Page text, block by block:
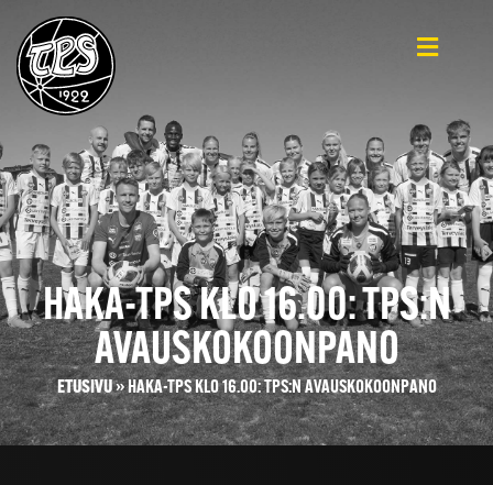
HAKA-TPS KLO 16.00: TPS:N
AVAUSKOKOONPANO
ETUSIVU»HAKA-TPS KLO 16.00: TPS:N AVAUSKOKOONPANO